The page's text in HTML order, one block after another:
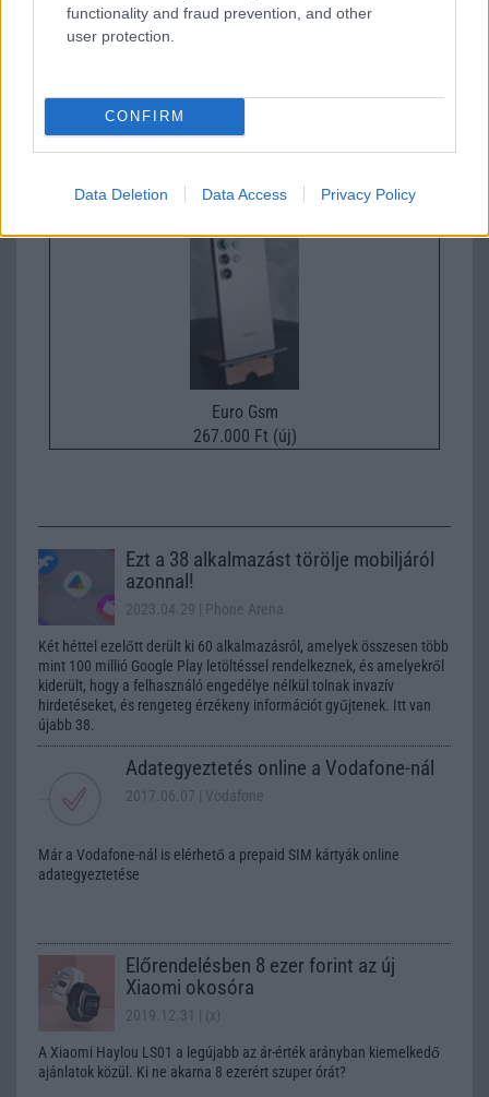
functionality and fraud prevention, and other
user protection.
CONFIRM
Data Deletion Data Access Privacy Policy
Samsung Galaxy S26
Euro Gsm
267.000 Ft (új)
Ezt a 38 alkalmazást törölje mobiljáról
azonnal!
2023.04.29 | Phone Arena
Két héttel ezelőtt derült ki 60 alkalmazásról, amelyek összesen több
mint 100 millió Google Play letöltéssel rendelkeznek, és amelyekről
kiderült, hogy a felhasználó engedélye nélkül tolnak invazív
hirdetéseket, és rengeteg érzékeny információt gyűjtenek. Itt van
újabb 38.
Adategyeztetés online a Vodafone-nál
2017.06.07 | Vodafone
Már a Vodafone-nál is elérhető a prepaid SIM kártyák online
adategyeztetése
Előrendelésben 8 ezer forint az új
Xiaomi okosóra
2019.12.31 | (x)
A Xiaomi Haylou LS01 a legújabb az ár-érték arányban kiemelkedő
ajánlatok közül. Ki ne akarna 8 ezerért szuper órát?